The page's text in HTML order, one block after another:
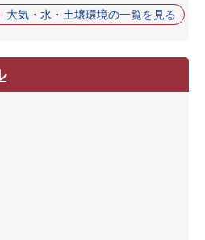
大気・水・土壌環境の一覧を見る